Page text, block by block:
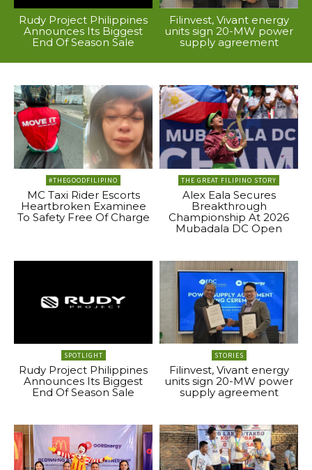
Rudy Project Philippines
Announces Its Biggest
End Of Season Sale
Filinvest, Vivant energy
units sign 20-MW power
supply agreement
#THEGOODFILIPINO
MC Taxi Rider Escorts
Heartbroken Examinee
To Safety Free Of Charge
THE GREAT FILIPINO STORY
Alex Eala Secures
Breakthrough
Championship At 2026
Mubadala DC Open
SPOTLIGHT
Rudy Project Philippines
Announces Its Biggest
End Of Season Sale
STORIES
Filinvest, Vivant energy
units sign 20-MW power
supply agreement